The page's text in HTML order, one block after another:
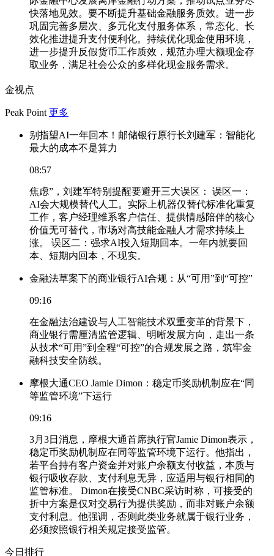
快落地见效。要不断提升基础金融服务质效。进一步
巩固完善多层次、多元化支付服务体系，常态化、长
效化推进提升支付便利化。持续优化现金使用环境，
进一步提升反假货币工作质效，规范办理大额现金存
取业务，满足社会公众的多样化现金服务需求。
金视点
Peak Point 更多
别指望AI一年回本！邮储银行原行长刘建军：智能化
最大的成本不是算力
08:57
焦虑”，刘建军特别提醒要避开三大误区： 误区一：
AI会大规模替代人工。实际上机器仅替代标准化重复
工作，客户经理维系客户信任、提供情感陪伴的核心
价值无可替代，市场对高技能金融人才需求持续上
涨。 误区二：强求AI投入短期回本。一年内就要回
本、短期内回本，不现实。
金融法草案下的商业银行AI合规：从“可用”到“可控”
09:16
在金融法治建设与人工智能技术双重变革的背景下，
商业银行需厘清监管逻辑、明晰发展方向，走出一条
从技术“可用”到全程“可控”的合规发展之路，筑牢金
融科技安全防线。
摩根大通CEO Jamie Dimon：稳定币奖励机制应在“同
等监管环境”下运行
09:16
3月3日消息，摩根大通首席执行官Jamie Dimon表示，
稳定币奖励机制应在同等监管环境下运行。他指出，
若平台持有客户资金并对账户余额支付收益，本质与
银行吸收存款、支付利息无异，应适用与银行相同的
监管标准。 Dimon在接受CNBC采访时称，可接受的
折中方案是仅对交易行为提供奖励，而非对账户余额
支付利息。他强调，否则此类业务就属于银行业务，
必须按照银行相关规定接受监管。
今日排行